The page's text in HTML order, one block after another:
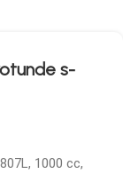
s-
1000 cc,